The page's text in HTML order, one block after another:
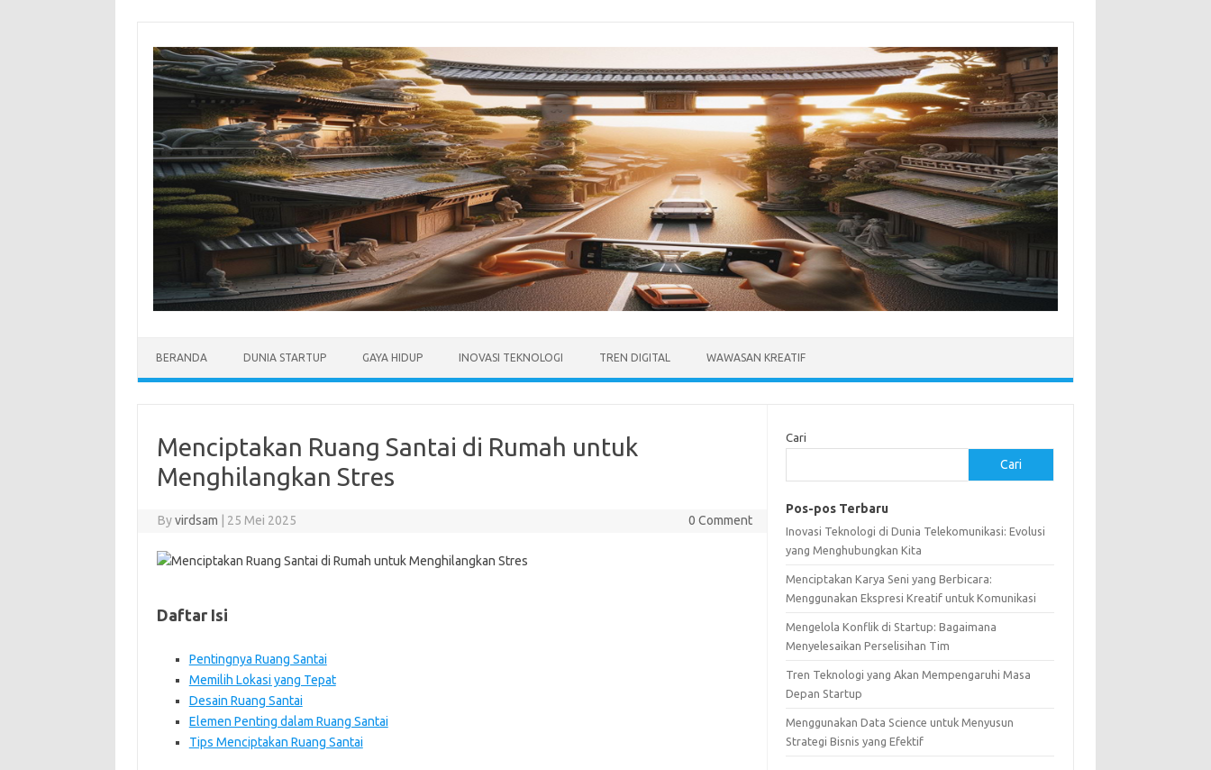
content
BERANDA DUNIA STARTUP GAYA HIDUP INOVASI TEKNOLOGI TREN DIGITAL WAWASAN KREATIF
Menciptakan Ruang Santai di Rumah untuk
Menghilangkan Stres
Byvirdsam 25 Mei 2025 0 Comment
Daftar Isi
Pentingnya Ruang Santai
Memilih Lokasi yang Tepat
Desain Ruang Santai
Elemen Penting dalam Ruang Santai
Tips Menciptakan Ruang Santai
Cari
Cari
Pos-pos Terbaru
Inovasi Teknologi di Dunia Telekomunikasi: Evolusi
yang Menghubungkan Kita
Menciptakan Karya Seni yang Berbicara:
Menggunakan Ekspresi Kreatif untuk Komunikasi
Mengelola Konflik di Startup: Bagaimana
Menyelesaikan Perselisihan Tim
Tren Teknologi yang Akan Mempengaruhi Masa
Depan Startup
Menggunakan Data Science untuk Menyusun
Strategi Bisnis yang Efektif